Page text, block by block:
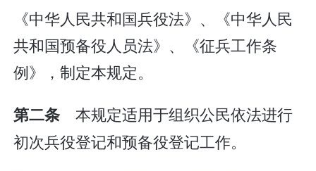
《中华人民共和国兵役法》、《中华人民
共和国预备役人员法》、《征兵工作条
例》，制定本规定。
第二条本规定适用于组织公民依法进行
初次兵役登记和预备役登记工作。